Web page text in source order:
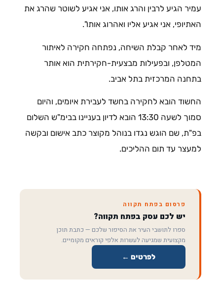
עמיר הגיע לרבין והרג אותו, אני אגיע לשוטר שהרג את
האתיופי, אני אגיע אליו ואהרוג אותו".
מיד לאחר קבלת השיחה, נפתחה חקירה לאיתור
המטלפן, ובפעילות מבצעית-חקירתית הוא אותר
בתחנה המרכזית בתל אביב.
החשוד הובא לחקירה בחשד לעבירת איומים, והיום
סמוך לשעה 13:30 הובא לדיון בעניינו בבימ"ש השלום
בפ"ת, שם הוגש נגדו בנוהל מקוצר כתב אישום ובקשה
למעצר עד תום ההליכים.
פרסום בפתח תקווה
יש לכם עסק בפתח תקווה?
ספרו לתושבי העיר את הסיפור שלכם — כתבת תוכן
מקצועית שמגיעה לעשרות אלפי קוראים מקומיים.
לפרטים ←